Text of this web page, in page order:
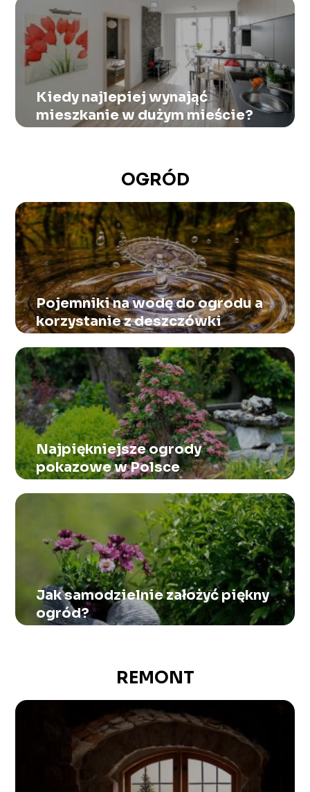
Kiedy najlepiej wynająć
mieszkanie w dużym mieście?
OGRÓD
Pojemniki na wodę do ogrodu a
korzystanie z deszczówki
Najpiękniejsze ogrody
pokazowe w Polsce
Jak samodzielnie założyć piękny
ogród?
REMONT